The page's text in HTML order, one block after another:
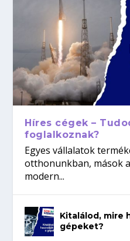
Híres cégek –
foglalkoznak?
Egyes vállalatok
otthonunkban, mások
modern...
Kitalálod, mire
gépeket?